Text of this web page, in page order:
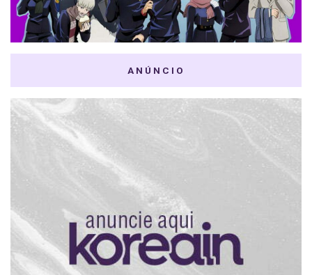
ANÚNCIO